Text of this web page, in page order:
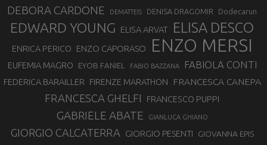
DEBORA CARDONE DEMATTEIS DENISA DRAGOMIR Dodecarun
EDWARD YOUNG ELISA ARVAT ELISA DESCO
ENRICA PERICO ENZO CAPORASO ENZO MERSI
EUFEMIA MAGRO EYOB FANIEL FABIO BAZZANA FABIOLA CONTI
FEDERICA BARAILLER FIRENZE MARATHON FRANCESCA CANEPA
FRANCESCA GHELFI FRANCESCO PUPPI
GABRIELE ABATE GIANLUCA GHIANO
GIORGIO CALCATERRA GIORGIO PESENTI GIOVANNA EPIS